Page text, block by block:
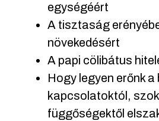
egységéért
A tisztaság
növekedésért
A papi cölibátus
Hogy legyen erőnk a
kapcsolatoktól,
függőségektől